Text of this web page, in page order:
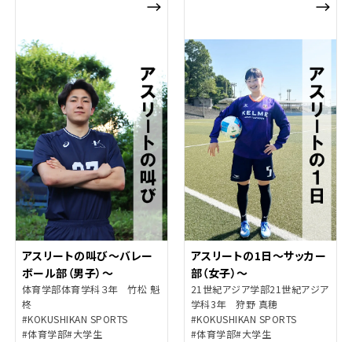
アスリートの叫び～バレー
ボール部（男子）～
体育学部体育学科３年 竹松 魁
柊
#KOKUSHIKAN SPORTS
#体育学部#大学生
アスリートの1日～サッカー
部（女子）～
21世紀アジア学部21世紀アジア
学科3年 狩野 真穂
#KOKUSHIKAN SPORTS
#体育学部#大学生